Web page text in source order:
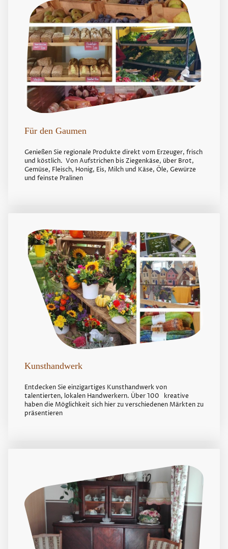
Für den Gaumen
Genießen Sie regionale Produkte direkt vom Erzeuger, frisch
und köstlich. Von Aufstrichen bis Ziegenkäse, über Brot,
Gemüse, Fleisch, Honig, Eis, Milch und Käse, Öle, Gewürze
und feinste Pralinen
Kunsthandwerk
Entdecken Sie einzigartiges Kunsthandwerk von
talentierten, lokalen Handwerkern. Über 100 kreative
haben die Möglichkeit sich hier zu verschiedenen Märkten zu
präsentieren